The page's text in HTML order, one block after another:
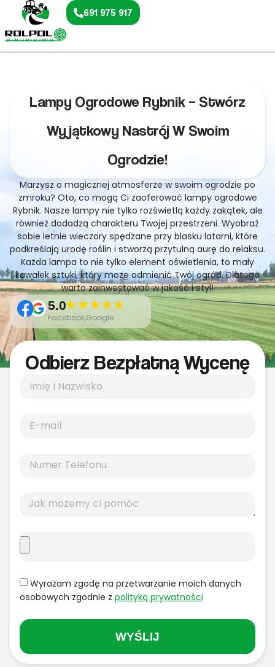
691 975 917
Lampy Ogrodowe Rybnik – Stwórz
Wyjątkowy Nastrój W Swoim
Ogrodzie!
Marzysz o magicznej atmosferze w swoim ogrodzie po
zmroku? Oto, co mogą Ci zaoferować lampy ogrodowe
Rybnik. Nasze lampy nie tylko rozświetlą każdy zakątek, ale
również dodadzą charakteru Twojej przestrzeni. Wyobraź
sobie letnie wieczory spędzane przy blasku latarni, które
podkreślają urodę roślin i stworzą przytulną aurę do relaksu.
Każda lampa to nie tylko element oświetlenia, to mały
kawałek sztuki, który może odmienić Twój ogród. Dlatego
warto zainwestować w jakość i styl!
5.0
Facebook,Google
Odbierz Bezpłatną Wycenę
Wyrażam zgodę na przetwarzanie moich danych
osobowych zgodnie z polityką prywatności
WYŚLIJ